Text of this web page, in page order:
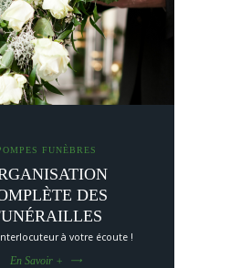
FUNÈBRES
DES
à votre écoute !
En Savoir +